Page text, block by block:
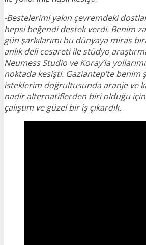
-Bestelerimi yakın çevremdeki
hepsi beğendi destek verdi. Benim
gün şarkılarımı bu dünyaya miras
anlık deli cesareti ile stüdyo
Neumess Studio ve Koray’la
noktada kesişti. Gaziantep’te benim
isteklerim doğrultusunda aranje ve
nadir alternatiflerden biri olduğu
çalıştım ve güzel bir iş çıkardık.